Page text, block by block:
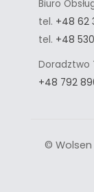
Biuro
tel. +48 62
tel. +48
Doradztwo
+48 792
© Wolsen